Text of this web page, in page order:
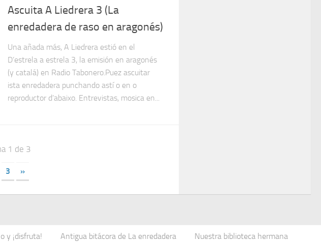
Ascuita A Liedrera 3 (La
enredadera de raso en aragonés)
Una añada más, A Liedrera estió en el
D’estrela a estrela 3, la emisión en aragonés
(y catalá) en Radio Tabonero.Puez ascuitar
ista enredadera punchando astí o en o
reproductor d’abaixo. Entrevistas, mosica en...
1 de 3
3 »
y ¡disfruta! Antigua bitácora de La enredadera Nuestra biblioteca hermana